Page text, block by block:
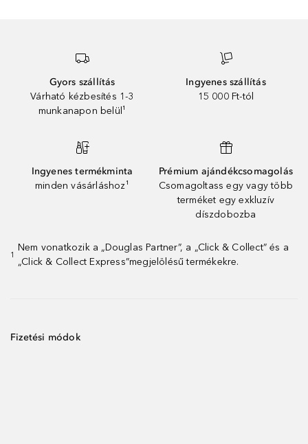
Gyors szállítás
Várható kézbesítés 1-3
munkanapon belül¹
Ingyenes szállítás
15 000 Ft-tól
Ingyenes termékminta
minden vásárláshoz¹
Prémium ajándékcsomagolás
Csomagoltass egy vagy több
terméket egy exkluzív
díszdobozba
1
Nem vonatkozik a „Douglas Partner”, a „Click & Collect” és a
„Click & Collect Express”megjelölésű termékekre.
Fizetési módok